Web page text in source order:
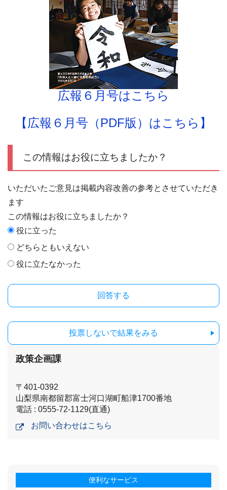
広報６月号はこちら
【広報６月号（PDF版）はこちら】
この情報はお役に立ちましたか？
いただいたご意見は掲載内容改善の参考とさせていただき
ます
この情報はお役に立ちましたか？
役に立った
どちらともいえない
役に立たなかった
投票しないで結果をみる
政策企画課
〒401-0392
山梨県南都留郡富士河口湖町船津1700番地
電話 : 0555-72-1129(直通)
お問い合わせはこちら
便利なサービス